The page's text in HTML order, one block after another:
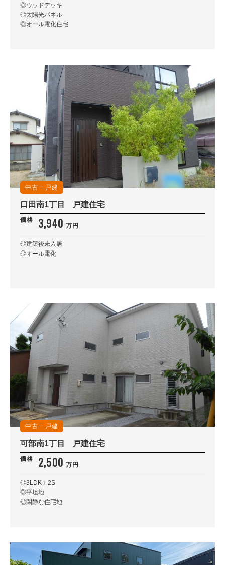
◎ウッドデッキ
◎太陽光パネル
◎オール電化住宅
中古一戸建
口田南1丁目 戸建住宅
価格 3,940 万円
◎建築後未入居
◎オール電化
中古一戸建
可部南1丁目 戸建住宅
価格 2,500 万円
◎3LDK＋2S
◎平坦地
◎閑静な住宅地